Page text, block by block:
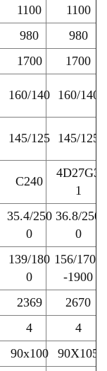
1100
1100
980
980
1700
1700
160/140 160/140
145/125 145/125
C240
4D27G3
1
35.4/250
0
36.8/250
0
139/180
0
156/1700
-1900
2369
2670
4
4
90x100
90X105